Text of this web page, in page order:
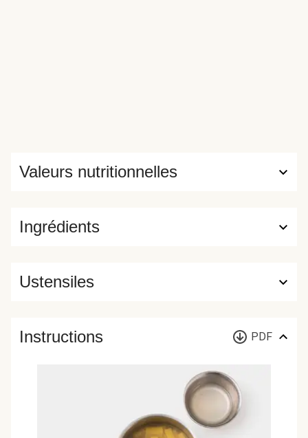
Ingrédients
Valeurs nutritionnelles
Ustensiles
Instructions PDF